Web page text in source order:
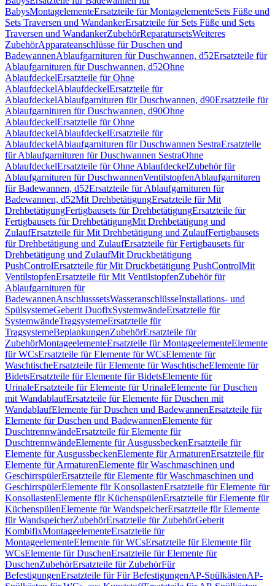
BabysMontagelementeErsatzteile für MontagelementeSets Füße und
Sets Traversen und WandankerErsatzteile für Sets Füße und Sets
Traversen und WandankerZubehörReparatursetsWeiteres
ZubehörApparateanschlüsse für Duschen und
BadewannenAblaufgarnituren für Duschwannen, d52Ersatzteile für
Ablaufgarnituren für Duschwannen, d52Ohne
AblaufdeckelErsatzteile für Ohne
AblaufdeckelAblaufdeckelErsatzteile für
AblaufdeckelAblaufgarnituren für Duschwannen, d90Ersatzteile für
Ablaufgarnituren für Duschwannen, d90Ohne
AblaufdeckelErsatzteile für Ohne
AblaufdeckelAblaufdeckelErsatzteile für
AblaufdeckelAblaufgarnituren für Duschwannen SestraErsatzteile
für Ablaufgarnituren für Duschwannen SestraOhne
AblaufdeckelErsatzteile für Ohne AblaufdeckelZubehör für
Ablaufgarnituren für DuschwannenVentilstopfenAblaufgarnituren
für Badewannen, d52Ersatzteile für Ablaufgarnituren für
Badewannen, d52Mit DrehbetätigungErsatzteile für Mit
DrehbetätigungFertigbausets für DrehbetätigungErsatzteile für
Fertigbausets für DrehbetätigungMit Drehbetätigung und
ZulaufErsatzteile für Mit Drehbetätigung und ZulaufFertigbausets
für Drehbetätigung und ZulaufErsatzteile für Fertigbausets für
Drehbetätigung und ZulaufMit Druckbetätigung
PushControlErsatzteile für Mit Druckbetätigung PushControlMit
VentilstopfenErsatzteile für Mit VentilstopfenZubehör für
Ablaufgarnituren für
BadewannenAnschlusssetsWasseranschlüsseInstallations- und
SpülsystemeGeberit DuofixSystemwändeErsatzteile für
SystemwändeTragsystemeErsatzteile für
TragsystemeBeplankungenZubehörErsatzteile für
ZubehörMontageelementeErsatzteile für MontageelementeElemente
für WCsErsatzteile für Elemente für WCsElemente für
WaschtischeErsatzteile für Elemente für WaschtischeElemente für
BidetsErsatzteile für Elemente für BidetsElemente für
UrinaleErsatzteile für Elemente für UrinaleElemente für Duschen
mit WandablaufErsatzteile für Elemente für Duschen mit
WandablaufElemente für Duschen und BadewannenErsatzteile für
Elemente für Duschen und BadewannenElemente für
DuschtrennwändeErsatzteile für Elemente für
DuschtrennwändeElemente für AusgussbeckenErsatzteile für
Elemente für AusgussbeckenElemente für ArmaturenErsatzteile für
Elemente für ArmaturenElemente für Waschmaschinen und
GeschirrspülerErsatzteile für Elemente für Waschmaschinen und
GeschirrspülerElemente für KonsollastenErsatzteile für Elemente für
KonsollastenElemente für KüchenspülenErsatzteile für Elemente für
KüchenspülenElemente für WandspeicherErsatzteile für Elemente
für WandspeicherZubehörErsatzteile für ZubehörGeberit
KombifixMontageelementeErsatzteile für
MontageelementeElemente für WCsErsatzteile für Elemente für
WCsElemente für DuschenErsatzteile für Elemente für
DuschenZubehörErsatzteile für ZubehörFür
BefestigungenErsatzteile für Für BefestigungenAP-SpülkästenAP-